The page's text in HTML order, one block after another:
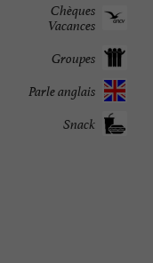
Chèques
Vacances
Groupes
Parle anglais
Snack